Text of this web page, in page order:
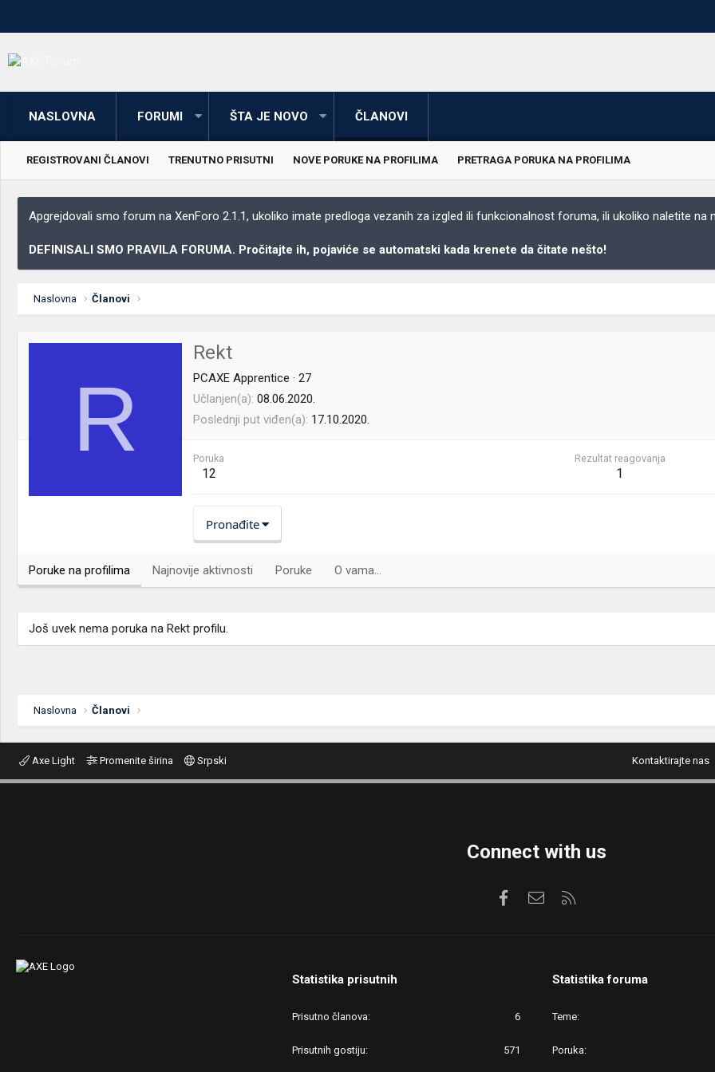
NASLOVNA FORUMI ŠTA JE NOVO ČLANOVI
REGISTROVANI ČLANOVI TRENUTNO PRISUTNI NOVE PORUKE NA PROFILIMA PRETRAGA PORUKA NA PROFILIMA
Apgrejdovali smo forum na XenForo 2.1.1, ukoliko imate predloga vezanih za izgled ili funkcionalnost foruma, ili ukoliko naletite na
DEFINISALI SMO PRAVILA FORUMA. Pročitajte ih, pojaviće se automatski kada krenete da čitate nešto!
Naslovna Članovi
R
Rekt
PCAXE Apprentice · 27
Učlanjen(a) 08.06.2020.
Poslednji put viđen(a) 17.10.2020.
Poruka
12
Rezultat reagovanja
1
Pronađite
Poruke na profilima Najnovije aktivnosti Poruke O vama...
Još uvek nema poruka na Rekt profilu.
Naslovna Članovi
Axe Light Promenite širina Srpski Kontaktirajte nas
Connect with us
FacebookKontaktirajte nas
Statistika prisutnih
Prisutno članova 6
Prisutnih gostiju 571
Statistika foruma
Teme
Poruka